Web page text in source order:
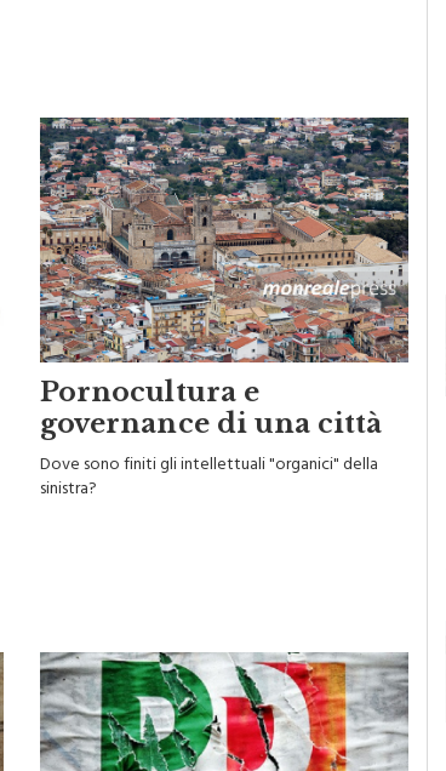
Pornocultura e
governance di una città
Dove sono finiti gli intellettuali "organici" della
sinistra?